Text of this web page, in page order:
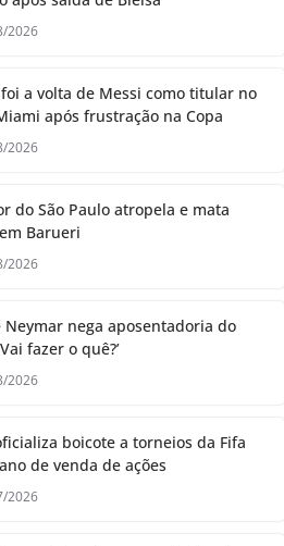
2026
a volta de Messi como titular no
após frustração na Copa
2026
do São Paulo atropela e mata
Barueri
2026
Neymar nega aposentadoria do
fazer o quê?’
2026
boicote a torneios da Fifa
de venda de ações
2026